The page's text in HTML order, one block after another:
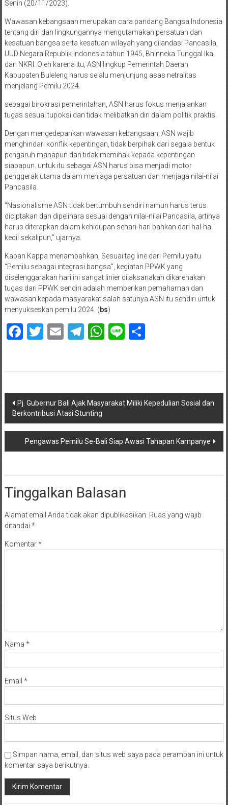
Senin (20/11/2023).
Wawasan kebangsaan merupakan cara pandang Bangsa Indonesia
tentang diri dan lingkungannya mengutamakan persatuan dan
kesatuan bangsa serta kesatuan wilayah yang dilandasi Pancasila,
UUD Negara Republik Indonesia tahun 1945, Bhinneka Tunggal Ika,
dan NKRI. Oleh karena itu, ASN lingkup Pemerintah Daerah
Kabupaten Buleleng harus selalu menjunjung asas netralitas
menjelang Pemilu 2024.
sebagai birokrasi pemerintahan, ASN harus fokus menjalankan
tugas sesuai tupoksi dan tidak melibatkan diri dalam politik praktis.
Dengan mengedepankan wawasan kebangsaan, ASN wajib
menghindari konflik kepentingan, tidak berpihak dari segala bentuk
pengaruh manapun dan tidak memihak kepada kepentingan
siapapun. untuk itu sebagai ASN harus bisa menjadi motor
penggerak utama dalam menjaga persatuan dan menjaga nilai-nilai
Pancasila.
“Nasionalisme ASN tidak bertumbuh sendiri namun harus terus
diciptakan dan dipelihara sesuai dengan nilai-nilai Pancasila, artinya
harus diterapkan dalam kehidupan sehari-hari bahkan dari hal-hal
kecil sekalipun,” ujarnya.
Kaban Kappa menambahkan, Sesuai tag line dari Pemilu yaitu
“Pemilu sebagai integrasi bangsa”, kegiatan PPWK yang
diselenggarakan hari ini sangat linier dilaksanakan dikarenakan
tugas dari PPWK sendiri adalah memberikan pemahaman dan
wawasan kepada masyarakat salah satunya ASN itu sendiri untuk
menyukseskan pemilu 2024. ( bs)
Facebook
Twitter
EmailTelegram
WhatsApp
LineShare
Navigasi
pos
Pj. Gubernur Bali Ajak Masyarakat Miliki Kepedulian Sosial dan
Berkontribusi Atasi Stunting
Pengawas Pemilu Se-Bali Siap Awasi Tahapan Kampanye
Tinggalkan Balasan
Alamat email Anda tidak akan dipublikasikan. Ruas yang wajib
ditandai *
Komentar*
Nama *
Email *
Situs Web
Simpan nama, email, dan situs web saya pada peramban ini untuk
komentar saya berikutnya.